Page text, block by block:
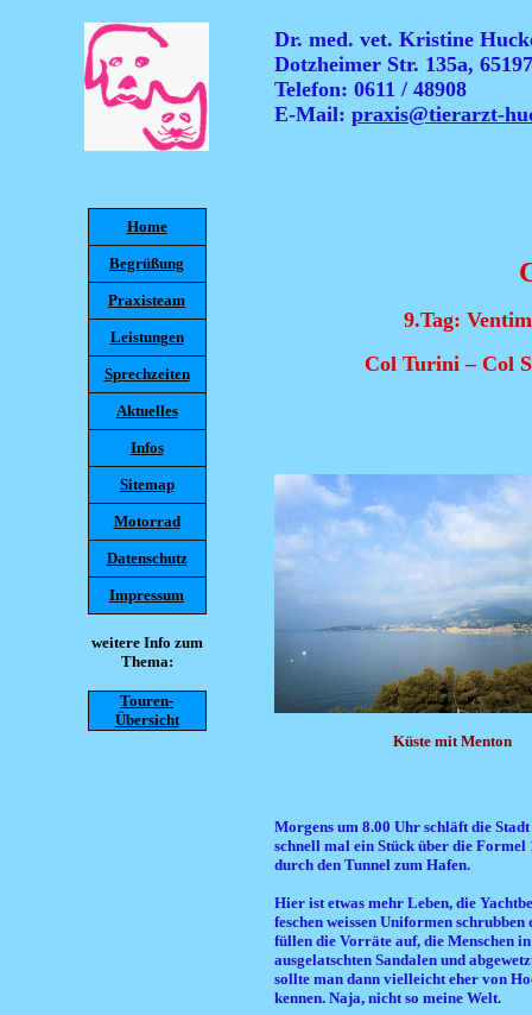
Dr. med. vet. Kristine
Dotzheimer Str. 135a,
Telefon: 0611 / 48908
E-Mail: praxis@tierarzt-
Home
Begrüßung
Praxisteam
Leistungen
Sprechzeiten
Aktuelles
Infos
Sitemap
Motorrad
Datenschutz
Impressum
weitere Info zum
Thema:
Touren-
Übersicht
9.Tag:
Col Turini – Col
Küste mit Menton
Morgens um 8.00 Uhr schläft die Stadt
schnell mal ein Stück über die Formel
durch den Tunnel zum Hafen.
Hier ist etwas mehr Leben, die
feschen weissen Uniformen schrubben
füllen die Vorräte auf, die Menschen in
ausgelatschten Sandalen und
sollte man dann vielleicht eher von
kennen. Naja, nicht so meine Welt.